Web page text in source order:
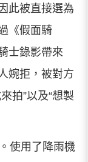
此被直接選為
《假面騎
士錄影帶來
婉拒，被對方
拍”以及“想製
使用了降雨機